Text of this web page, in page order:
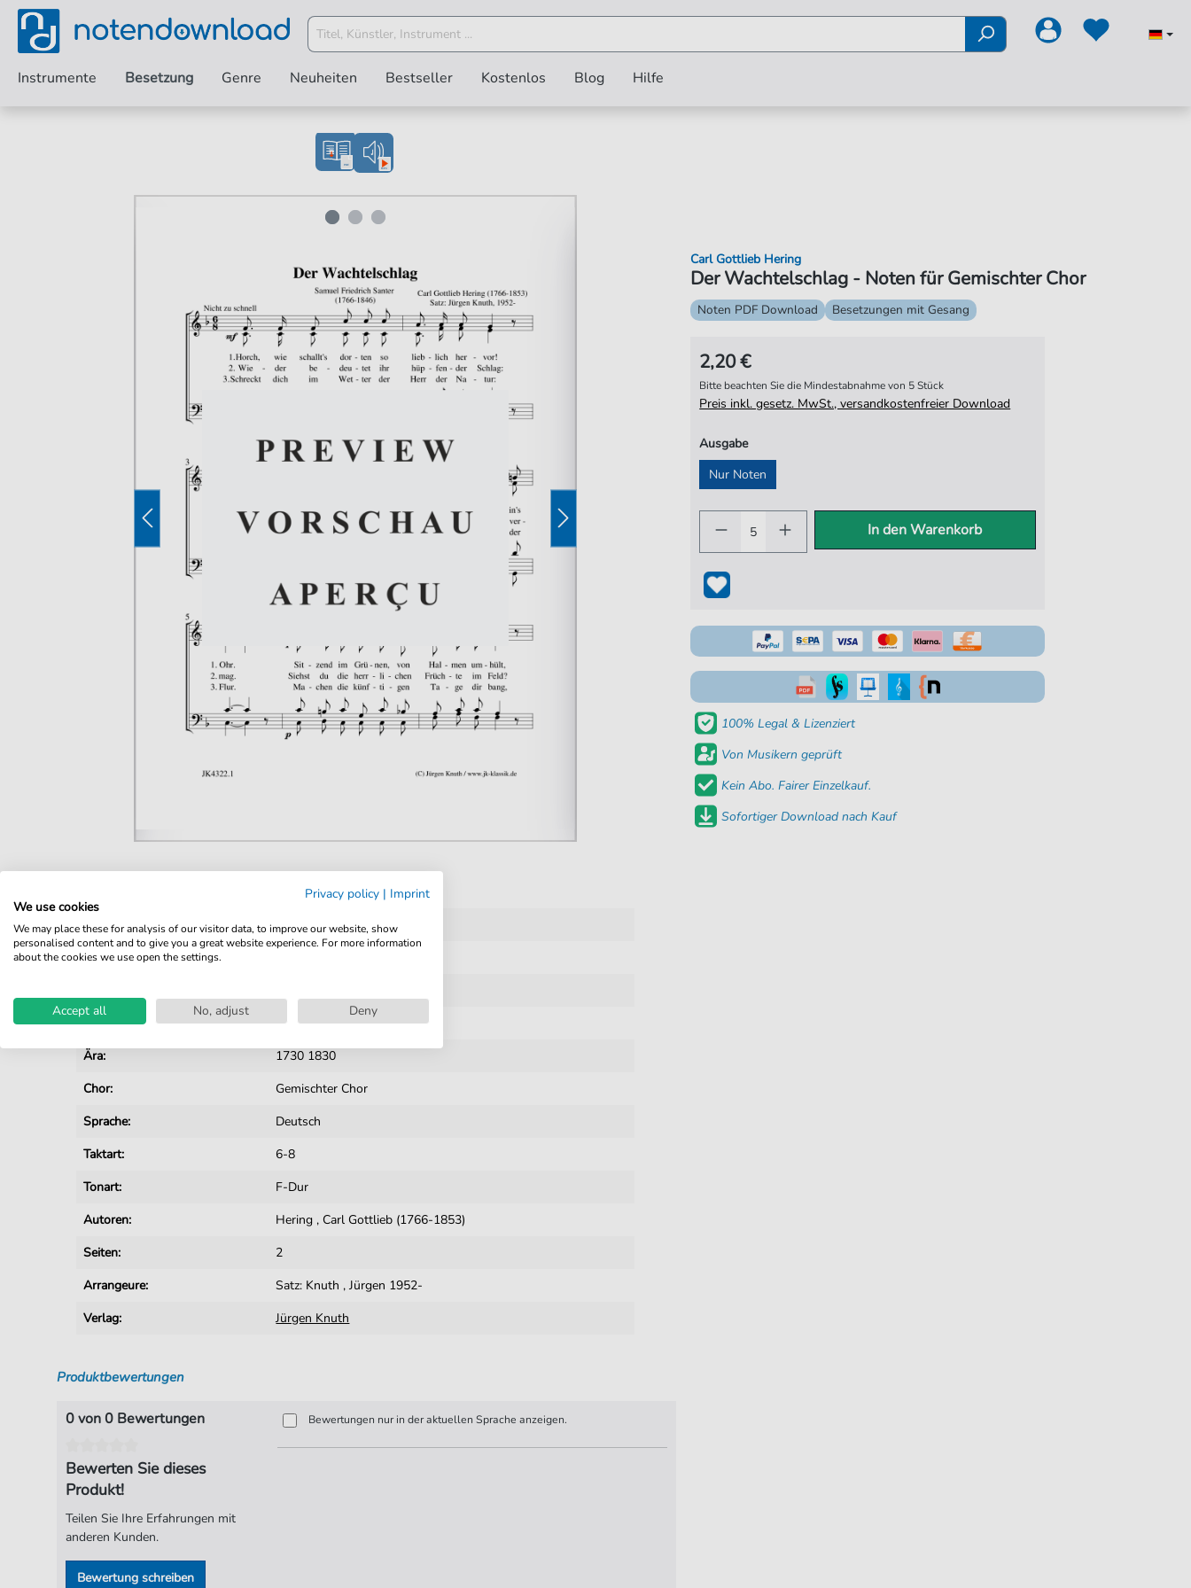
Instrumente Besetzung Genre Neuheiten Bestseller Kostenlos Blog Hilfe
Produktnummer:
JK4322 pdf
Arrangement:
Genre:
Klassik
Ära:
1730 1830
Chor:
Gemischter Chor
Sprache:
Deutsch
Taktart:
6-8
Tonart:
F-Dur
Autoren:
Hering , Carl Gottlieb (1766-1853)
Seiten:
2
Arrangeure:
Satz: Knuth ,Jürgen 1952-
Verlag:
Jürgen Knuth
Der Wachtelschlag - Noten für Gemischter Chor
Carl Gottlieb Hering
Noten PDF Download Besetzungen mit Gesang
2,20 €
Bitte beachten Sie die Mindestabnahme von 5 Stück
Preis inkl. gesetz. MwSt., versandkostenfreier Download
Ausgabe
Nur Noten
In den Warenkorb
100% Legal & Lizenziert
Von Musikern geprüft
Kein Abo. Fairer Einzelkauf.
Sofortiger Download nach Kauf
Produktbewertungen
0 von 0 Bewertungen
Bewerten Sie dieses
Produkt!
Teilen Sie Ihre Erfahrungen mit
anderen Kunden.
Bewertung schreiben
Bewertungen nur in der aktuellen Sprache anzeigen.
Privacy policy | Imprint
We use cookies
We may place these for analysis of our visitor data, to improve our website, show
personalised content and to give you a great website experience. For more information
about the cookies we use open the settings.
Accept all No, adjust Deny